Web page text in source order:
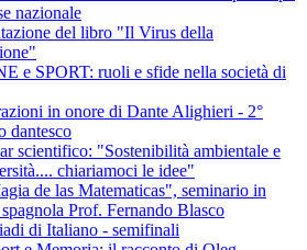
nazionale
del libro "Il Virus della
e SPORT: ruoli e sfide nella società di
in onore di Dante Alighieri - 2°
dantesco
scientifico: "Sostenibilità ambientale e
chiariamoci le idee"
de las Matematicas", seminario in
Prof. Fernando Blasco
di Italiano - semifinali